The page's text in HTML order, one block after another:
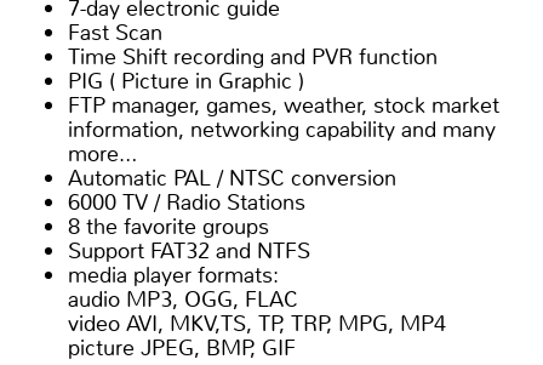
7-day electronic guide
Fast Scan
Time Shift recording and PVR function
PIG ( Picture in Graphic )
FTP manager, games, weather, stock market
information, networking capability and many
more…
Automatic PAL / NTSC conversion
6000 TV / Radio Stations
8 the favorite groups
Support FAT32 and NTFS
media player formats:
audio MP3, OGG, FLAC
video AVI, MKV,TS, TP, TRP, MPG, MP4
picture JPEG, BMP, GIF